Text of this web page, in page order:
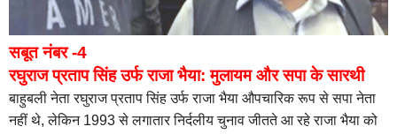
सबूत नंबर -4
रघुराज प्रताप सिंह उर्फ राजा भैया: मुलायम और सपा के सारथी
बाहुबली नेता रघुराज प्रताप सिंह उर्फ राजा भैया औपचारिक रूप से सपा नेता
नहीं थे, लेकिन 1993 से लगातार निर्दलीय चुनाव जीतते आ रहे राजा भैया को